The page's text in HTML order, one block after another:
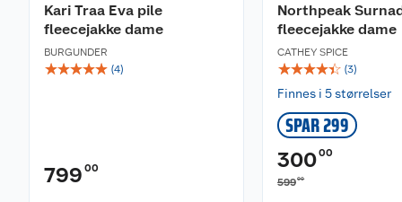
Kari Traa Eva pile
fleecejakke dame
BURGUNDER
☆☆☆☆☆ (4)
799 00
Northpeak
fleecejakke dame
CATHEY SPICE
☆☆☆☆☆ (3)
Finnes i 5 størrelser
SPAR 299
30000
59900